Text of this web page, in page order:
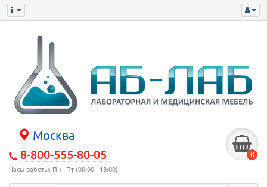
Москва
8-800-555-80-05
Часы работы: Пн - Пт (09:00 - 18:00)
0